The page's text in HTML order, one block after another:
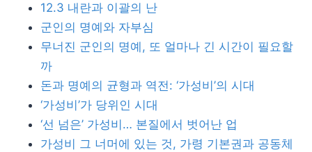
12.3 내란과 이괄의 난
군인의 명예와 자부심
무너진 군인의 명예, 또 얼마나 긴 시간이 필요할
까
돈과 명예의 균형과 역전: ‘가성비’의 시대
‘가성비’가 당위인 시대
‘선 넘은’ 가성비… 본질에서 벗어난 업
가성비 그 너머에 있는 것, 가령 기본권과 공동체